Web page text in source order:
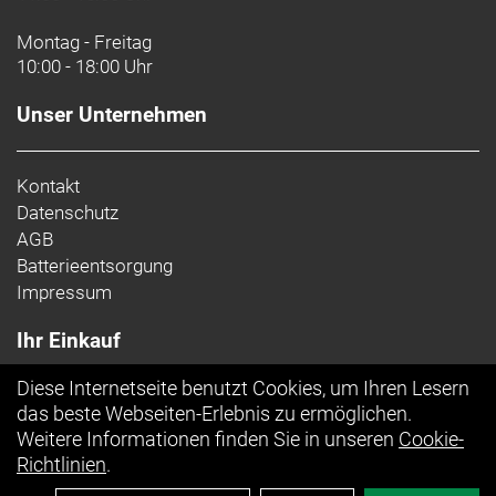
abgeschrägte 12 x 100 mm Steckachse
Schaltwerk vorne: Shimano 105 R7100,
Anlötversion, Down-Swing
Schaltwerk hinten: Shimano 105 R7100, max. 36 Z.
an größtem Ritzel
Kurbelsatz: Shimano 105 R7100, 50/34 Z., 165 mm
Kurbelarmlänge
Praxis, T47, mit Gewinde, innen gelagert
Kette: Shimano SLX M7100, 12fach
Lenker: Bontrager Comp, Aluminium, 31,8 mm
Klemmdurchmesser, 80 mm Reach, 121 mm Drop,
Montag - Freitag
10:00 - 18:00 Uhr
Unser Unternehmen
Kontakt
Datenschutz
AGB
Batterieentsorgung
Impressum
Ihr Einkauf
Top Artikel
Diese Internetseite benutzt Cookies, um Ihren Lesern
das beste Webseiten-Erlebnis zu ermöglichen.
Weitere Informationen finden Sie in unseren Cookie-
Richtlinien.